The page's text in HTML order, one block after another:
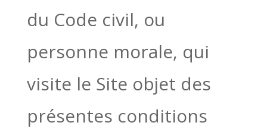
du Code civil, ou
personne morale, qui
visite le Site objet des
présentes conditions